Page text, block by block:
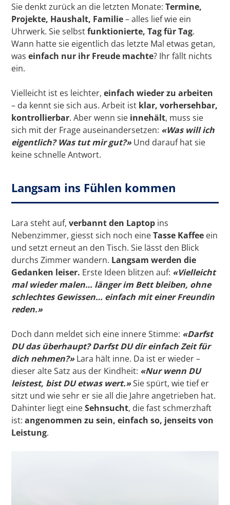
Sie denkt zurück an die letzten Monate: Termine,
Projekte, Haushalt, Familie– alles lief wie ein
Uhrwerk. Sie selbstfunktionierte, Tag für Tag.
Wann hatte sie eigentlich das letzte Mal etwas getan,
was einfach nur ihr Freude machte? Ihr fällt nichts
ein.
Vielleicht ist es leichter, einfach wieder zu arbeiten
– da kennt sie sich aus. Arbeit ist klar, vorhersehbar,
kontrollierbar. Aber wenn sie innehält, muss sie
sich mit der Frage auseinandersetzen: «Was will ich
eigentlich? Was tut mir gut?»Und darauf hat sie
keine schnelle Antwort.
Langsam ins Fühlen kommen
Lara steht auf, verbannt den Laptop ins
Nebenzimmer, giesst sich noch eineTasse Kaffee ein
und setzt erneut an den Tisch. Sie lässt den Blick
durchs Zimmer wandern. Langsam werden die
Gedanken leiser. Erste Ideen blitzen auf: «Vielleicht
mal wieder malen… länger im Bett bleiben, ohne
schlechtes Gewissen… einfach mit einer Freundin
reden.»
Doch dann meldet sich eine innere Stimme: «Darfst
DU das überhaupt? Darfst DU dir einfach Zeit für
dich nehmen?»Lara hält inne. Da ist er wieder –
dieser alte Satz aus der Kindheit: «Nur wenn DU
leistest, bist DU etwas wert.»Sie spürt, wie tief er
sitzt und wie sehr er sie all die Jahre angetrieben hat.
Dahinter liegt eineSehnsucht, die fast schmerzhaft
ist: angenommen zu sein, einfach so, jenseits von
Leistung.